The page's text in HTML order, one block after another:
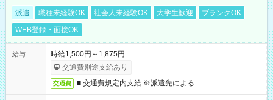
派遣 職種未経験OK 社会人未経験OK 大学生歓迎
ブランクOK
WEB登録・面接OK
給与
時給1,500円～1,875円
交通費別途支給あり
交通費 ■ 交通費規定内支給 ※派遣先による